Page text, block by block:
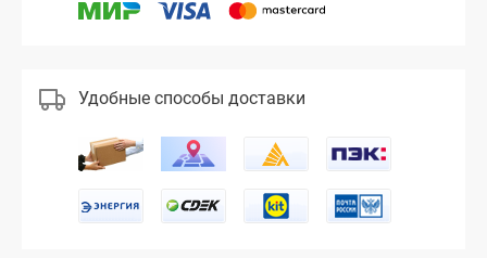
Удобные способы доставки